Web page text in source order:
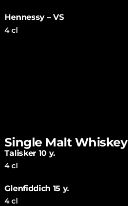
Hennessy – VS
4 cl
Single Malt Whiskey
Talisker 10 y.
4 cl
Glenfiddich 15 y.
4 cl